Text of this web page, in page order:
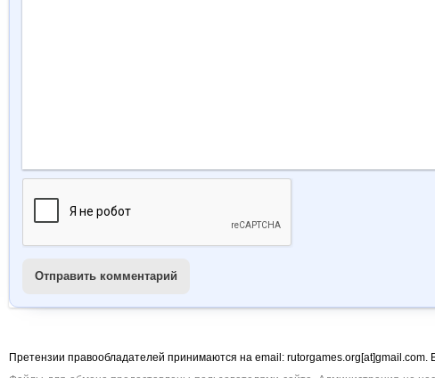
Отправить комментарий
Претензии правообладателей принимаются на email: